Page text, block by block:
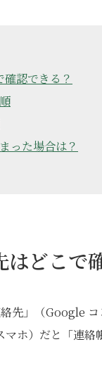
認できる？
った場合は？
どこで
先」（Google
ホ）だと「連絡